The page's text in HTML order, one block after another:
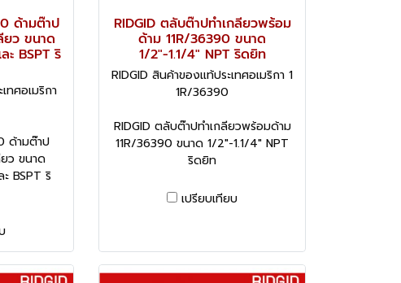
ด้ามต๊าป
ยว ขนาด
ะ BSPT ริ
ทศอเมริกา
ด้ามต๊าป
ว ขนาด
BSPT ริ
RIDGID ตลับต๊าปทำเกลียวพร้อม
ด้าม 11R/36390 ขนาด
1/2"-1.1/4" NPT ริดยิท
RIDGID สินค้าของแท้ประเทศอเมริกา 1
1R/36390
RIDGID ตลับต๊าปทำเกลียวพร้อมด้าม
11R/36390 ขนาด 1/2"-1.1/4" NPT
ริดยิท
เปรียบเทียบ